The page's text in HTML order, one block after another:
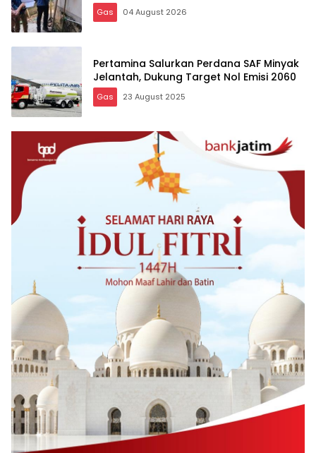
Gas 04 August 2026
Pertamina Salurkan Perdana SAF Minyak
Jelantah, Dukung Target Nol Emisi 2060
Gas 23 August 2025